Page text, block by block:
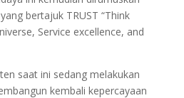
bertajuk TRUST “Think
Service excellence, and
saat ini sedang melakukan
kembali kepercayaan